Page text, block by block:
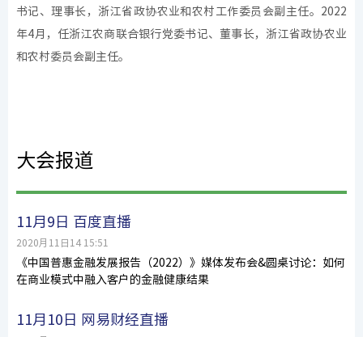
书记、理事长，浙江省政协农业和农村工作委员会副主任。2022
年4月，任浙江农商联合银行党委书记、董事长，浙江省政协农业
和农村委员会副主任。
大会报道
11月9日 百度直播
2020月11日14 15:51
《中国普惠金融发展报告（2022）》媒体发布会&圆桌讨论：如何
在商业模式中融入客户的金融健康结果
11月10日 网易财经直播